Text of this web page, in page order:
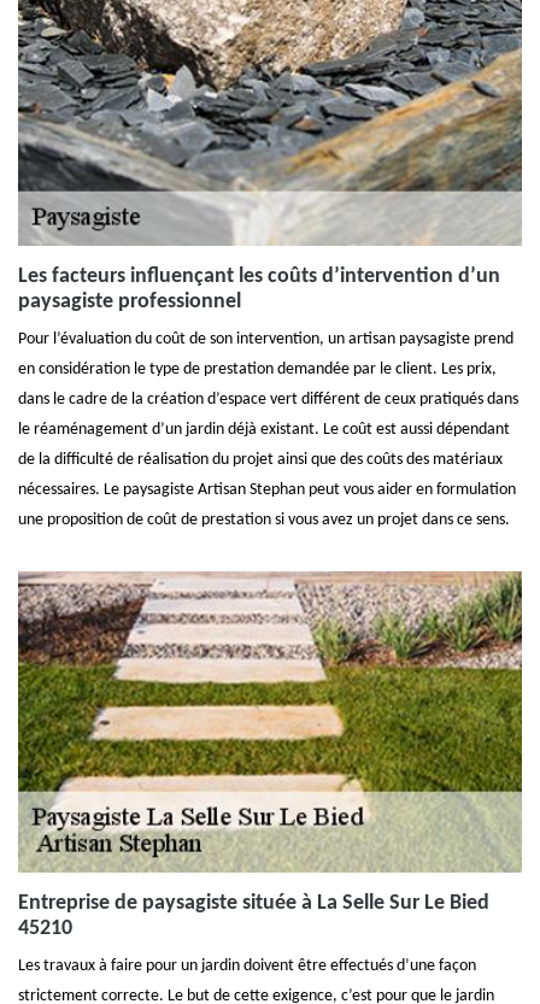
Les facteurs influençant les coûts d’intervention d’un
paysagiste professionnel
Pour l’évaluation du coût de son intervention, un artisan paysagiste prend
en considération le type de prestation demandée par le client. Les prix,
dans le cadre de la création d’espace vert différent de ceux pratiqués dans
le réaménagement d’un jardin déjà existant. Le coût est aussi dépendant
de la difficulté de réalisation du projet ainsi que des coûts des matériaux
nécessaires. Le paysagiste Artisan Stephan peut vous aider en formulation
une proposition de coût de prestation si vous avez un projet dans ce sens.
Entreprise de paysagiste située à La Selle Sur Le Bied
45210
Les travaux à faire pour un jardin doivent être effectués d’une façon
strictement correcte. Le but de cette exigence, c’est pour que le jardin